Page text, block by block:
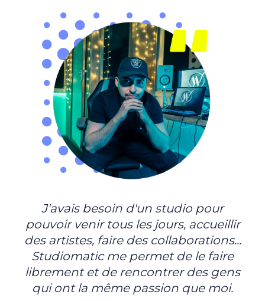
J'avais besoin d'un studio pour
pouvoir venir tous les jours, accueillir
des artistes, faire des collaborations...
Studiomatic me permet de le faire
librement et de rencontrer des gens
qui ont la même passion que moi.